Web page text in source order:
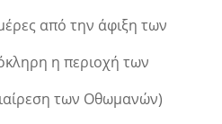
από την άφιξη των
η περιοχή των
των Οθωμανών)